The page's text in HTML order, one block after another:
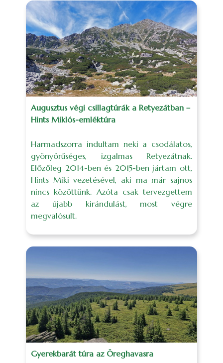
Augusztus végi csillagtúrák a Retyezátban –
Hints Miklós-emléktúra
Harmadszorra indultam neki a csodálatos,
gyönyörűséges, izgalmas Retyezátnak.
Előzőleg 2014-ben és 2015-ben jártam ott,
Hints Miki vezetésével, aki ma már sajnos
nincs közöttünk. Azóta csak tervezgettem
az újabb kirándulást, most végre
megvalósult.
Gyerekbarát túra az Öreghavasra